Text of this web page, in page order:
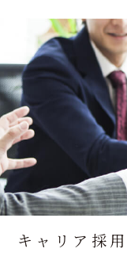
キャリア採用